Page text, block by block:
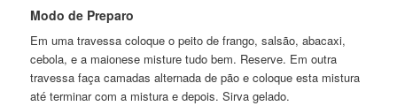
Modo de Preparo
Em uma travessa coloque o peito de frango, salsão, abacaxi,
cebola, e a maionese misture tudo bem. Reserve. Em outra
travessa faça camadas alternada de pão e coloque esta mistura
até terminar com a mistura e depois. Sirva gelado.